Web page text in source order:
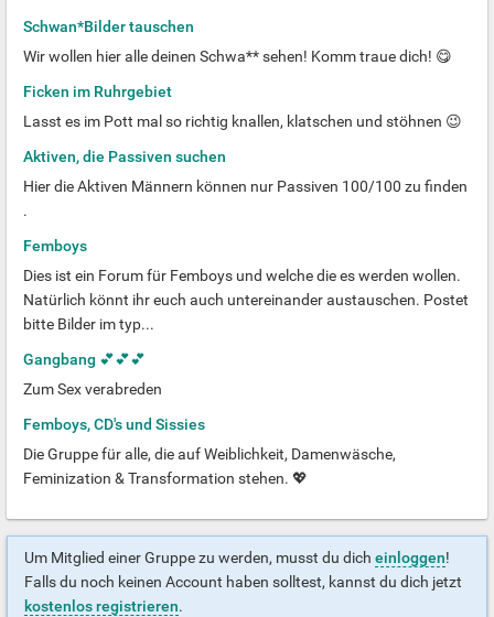
Schwan*Bilder tauschen
Wir wollen hier alle deinen Schwa** sehen! Komm traue dich! 😋
Ficken im Ruhrgebiet
Lasst es im Pott mal so richtig knallen, klatschen und stöhnen 😉
Aktiven, die Passiven suchen
Hier die Aktiven Männern können nur Passiven 100/100 zu finden
.
Femboys
Dies ist ein Forum für Femboys und welche die es werden wollen.
Natürlich könnt ihr euch auch untereinander austauschen. Postet
bitte Bilder im typ...
Gangbang 💕💕💕
Zum Sex verabreden
Femboys, CD's und Sissies
Die Gruppe für alle, die auf Weiblichkeit, Damenwäsche,
Feminization & Transformation stehen. 💖
Um Mitglied einer Gruppe zu werden, musst du dich einloggen!
Falls du noch keinen Account haben solltest, kannst du dich jetzt
kostenlos registrieren.